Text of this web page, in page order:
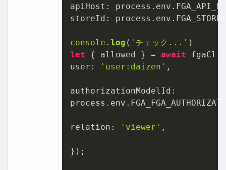
apiHost : process. env .
storeId : process. env .
console . log ( 'チェック...'
let { allowed } = await
user : 'user:daizen' ,
authorizationModelId :
process. env .
relation : 'viewer' ,
});